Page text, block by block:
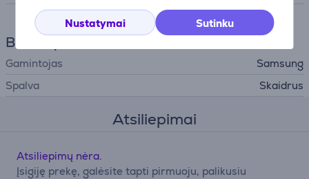
Nustatymai Sutinku
Bendri parametrai
Gamintojas
Samsung
Spalva
Skaidrus
Atsiliepimai
Atsiliepimų nėra.
Įsigiję prekę, galėsite tapti pirmuoju, palikusiu